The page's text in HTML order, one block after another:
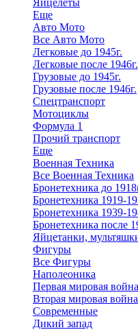
Яйцелёты
Еще
Авто Мото
Все Авто Мото
Легковые до 1945г.
Легковые после 1946г.
Грузовые до 1945г.
Грузовые после 1946г.
Спецтранспорт
Мотоциклы
Формула 1
Прочий транспорт
Еще
Военная Техника
Все Военная Техника
Бронетехника до
Бронетехника 1919-
Бронетехника 1939-
Бронетехника после
Яйцетанки,
Фигуры
Все Фигуры
Наполеоника
Первая мировая война
Вторая мировая война
Современные
Дикий запад